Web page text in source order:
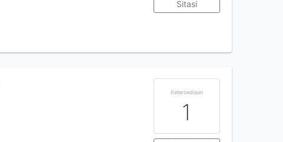
Sitasi
Ketersediaan
1